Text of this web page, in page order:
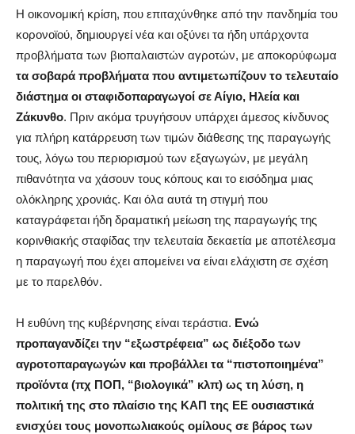
Η οικονομική κρίση, που επιταχύνθηκε από την πανδημία του
κορονοϊού, δημιουργεί νέα και οξύνει τα ήδη υπάρχοντα
προβλήματα των βιοπαλαιστών αγροτών, με αποκορύφωμα
τα σοβαρά προβλήματα που αντιμετωπίζουν το τελευταίο
διάστημα οι σταφιδοπαραγωγοί σε Αίγιο, Ηλεία και
Ζάκυνθο. Πριν ακόμα τρυγήσουν υπάρχει άμεσος κίνδυνος
για πλήρη κατάρρευση των τιμών διάθεσης της παραγωγής
τους, λόγω του περιορισμού των εξαγωγών, με μεγάλη
πιθανότητα να χάσουν τους κόπους και το εισόδημα μιας
ολόκληρης χρονιάς. Και όλα αυτά τη στιγμή που
καταγράφεται ήδη δραματική μείωση της παραγωγής της
κορινθιακής σταφίδας την τελευταία δεκαετία με αποτέλεσμα
η παραγωγή που έχει απομείνει να είναι ελάχιστη σε σχέση
με το παρελθόν.
Η ευθύνη της κυβέρνησης είναι τεράστια. Ενώ
προπαγανδίζει την “εξωστρέφεια” ως διέξοδο των
αγροτοπαραγωγών και προβάλλει τα “πιστοποιημένα”
προϊόντα (πχ ΠΟΠ, “βιολογικά” κλπ) ως τη λύση, η
πολιτική της στο πλαίσιο της ΚΑΠ της ΕΕ ουσιαστικά
ενισχύει τους μονοπωλιακούς ομίλους σε βάρος των